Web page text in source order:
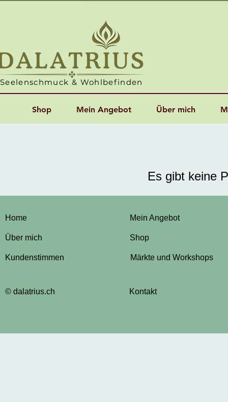
Seelenschmuck & Wohlbefinden
Shop Mein Angebot Über mich
Es gibt keine
Home
Über mich
Kundenstimmen
© dalatrius.ch
Mein Angebot
Shop
Märkte und Workshops
Kontakt